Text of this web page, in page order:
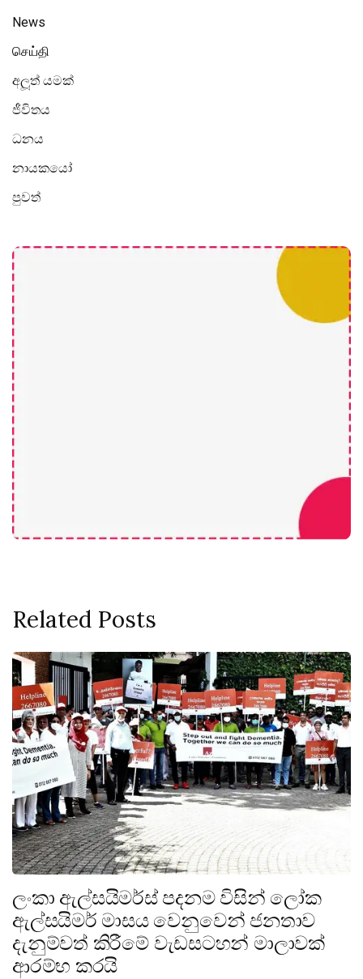
News
செய்தி
අලූත් යමක්
ජීවිතය
ධනය
නායකයෝ
පුවත්
Related Posts
ලංකා ඇල්සයිමර්ස් පදනම විසින් ලෝක
ඇල්සයිමර් මාසය වෙනුවෙන් ජනතාව
දැනුම්වත් කිරීමේ වැඩසටහන් මාලාවක්
ආරම්භ කරයි